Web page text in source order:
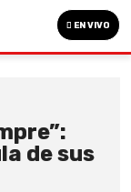
EN VIVO
de sus